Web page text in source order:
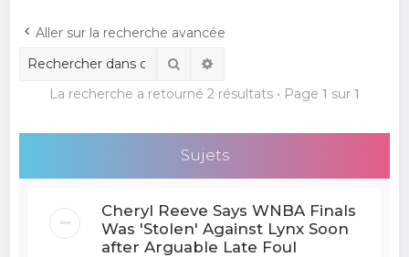
Aller sur la recherche avancée
Rechercher
La recherche a retourné 2 résultats • Page 1 sur 1
Sujets
Cheryl Reeve Says WNBA Finals
Was 'Stolen' Against Lynx Soon
after Arguable Late Foul